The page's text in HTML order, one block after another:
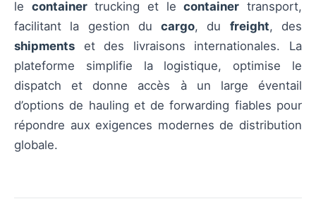
le containertrucking et lecontainer transport,
facilitant la gestion ducargo, du freight, des
shipments et des livraisons internationales. La
plateforme simplifie la logistique, optimise le
dispatch et donne accès à un large éventail
d’options de hauling et de forwarding fiables pour
répondre aux exigences modernes de distribution
globale.